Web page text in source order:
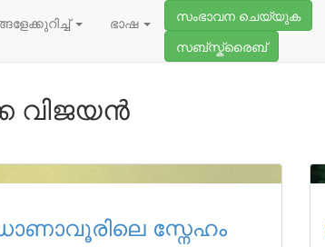
ഭാഷ
സംഭാവന ചെയ്യുക
സബ്സ്ക്രൈബ്
വിജയൻ
സ്നേഹം